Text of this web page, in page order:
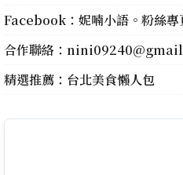
Facebook：妮喃小語。粉絲專
合作聯絡：
精選推薦： 台北美食懶人包